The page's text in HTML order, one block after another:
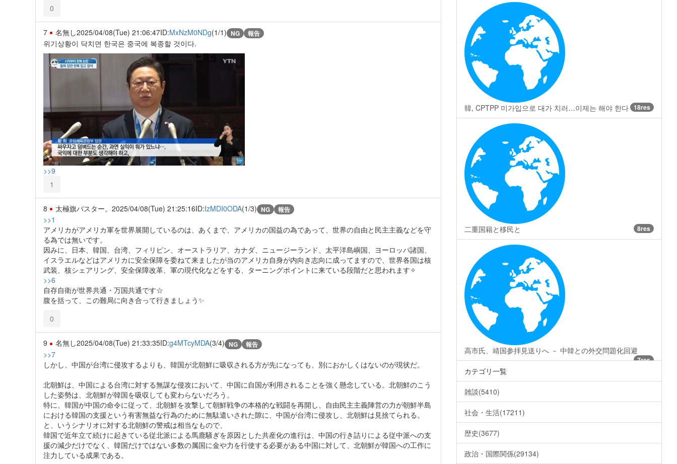
0
7 名無し2025/04/08(Tue) 21:06:47ID:MxNzM0NDg(1/1) NG 報告
위기상황이 닥치면 한국은 중국에 복종할 것이다.
>>9
1
8 太極旗バスター。 2025/04/08(Tue) 21:25:16ID:IzMDI0ODA(1/3) NG 報告
>>1
アメリカがアメリカ軍を世界展開しているのは、あくまで、アメリカの国益の為であって、世界の自由と民主主義などを守
る為では無いです。
因みに、日本、韓国、台湾、フィリピン、オーストラリア、カナダ、ニュージーランド、太平洋島嶼国、ヨーロッパ諸国、
イスラエルなどはアメリカに安全保障を委ねて来ましたが当のアメリカ自身が内向き志向に成ってますので、世界各国は核
武装、核シェアリング、安全保障改革、軍の現代化などをする、ターニングポイントに来ている段階だと思われます✧
>>6
自存自衛が世界共通・万国共通です☆
腹を括って、この難局に向き合って行きましょう✨️
0
9 名無し2025/04/08(Tue) 21:33:35ID:g4MTcyMDA(3/4) NG 報告
>>7
しかし、中国が台湾に侵攻するよりも、韓国が北朝鮮に吸収される方が先になっても、別におかしくはないのが現状だ。
北朝鮮は、中国による台湾に対する無謀な侵攻において、中国に自国が利用されることを強く懸念している。北朝鮮のこう
した姿勢は、北朝鮮が韓国を吸収しても変わらないだろう。
特に、韓国が中国の命令に従って、北朝鮮を攻撃して朝鮮戦争の本格的な戦闘を再開し、自由民主主義陣営の力が朝鮮半島
における韓国の支援という有害無益な行為のために無駄遣いされた隙に、中国が台湾に侵攻し、北朝鮮は見捨てられる。
と、いうシナリオに対する北朝鮮の警戒は相当なもので、
韓国で近年立て続けに起きている従北派による馬鹿騒ぎを原因とした共産化の進行は、中国の行き詰りによる従中派への支
援の減少だけでなく、韓国だけではない多数の属国に金や力を行使する必要がある中国に対して、北朝鮮が韓国への工作に
注力している成果である。
韓, CPTPP 미가입으로 대가 치러…이제는 해야 한다 18res
二重国籍と移民と 8res
高市氏、靖国参拝見送りへ － 中韓との外交問題化回避
7res
カテゴリ一覧
雑談(5410)
社会・生活(17211)
歴史(3677)
政治・国際関係(29134)